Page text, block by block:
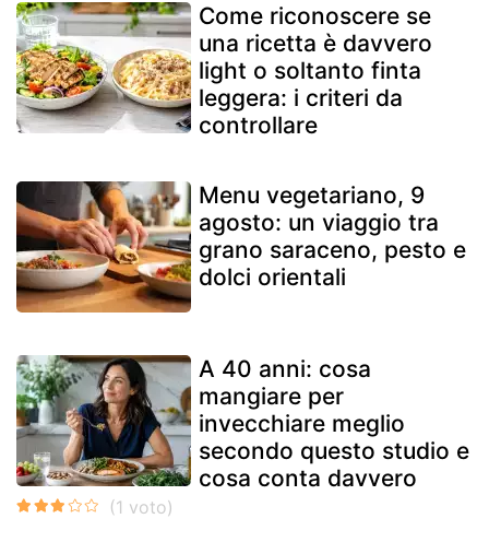
Come riconoscere se
una ricetta è davvero
light o soltanto finta
leggera: i criteri da
controllare
Menu vegetariano, 9
agosto: un viaggio tra
grano saraceno, pesto e
dolci orientali
A 40 anni: cosa
mangiare per
invecchiare meglio
secondo questo studio e
cosa conta davvero